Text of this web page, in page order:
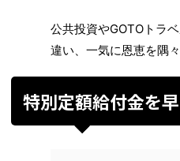
公共投資やGOTOトラ
違い、一気に恩恵を隅
特別定額給付金を